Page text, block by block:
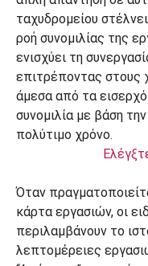
Όταν
κάρτα εργασιών, οι
περιλαμβάνουν το
λεπτομέρειες